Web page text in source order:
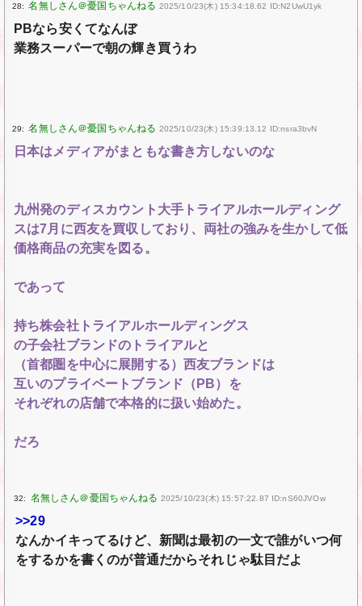
28: 2025/10/23(木) 15:34:18.62 ID:N2UwU1yk
PBなら安くてなんぼ
業務スーパーで朝の輝き買うわ
29: 2025/10/23(木) 15:39:13.12 ID:nsra3bvN
日本はメディアがまともな書き方しないのな
九州発のディスカウント大手トライアルホールディング
スは7月に西友を買収しており、両社の強みを生かして低
価格商品の充実を図る。
であって
持ち株会社トライアルホールディングス
の子会社ブランドのトライアルと
（首都圏を中心に展開する）西友ブランドは
互いのプライベートブランド（PB）を
それぞれの店舗で本格的に扱い始めた。
だろ
32: 2025/10/23(木) 15:57:22.87 ID:nS60JVOw
>>29
なんかイキってるけど、新聞は最初の一文で誰がいつ何
をするかを書くのが普通だからそれじゃ駄目だよ